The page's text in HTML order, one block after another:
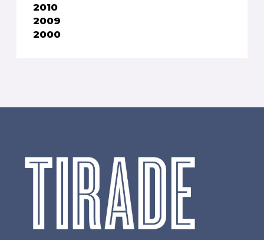
2010
2009
2000